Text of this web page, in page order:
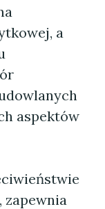
a
aspektów